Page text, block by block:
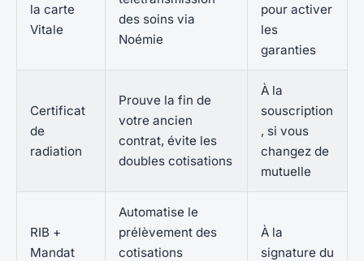
la carte
Vitale
des soins via
Noémie
pour activer
les
garanties
Certificat
de
radiation
Prouve la fin de
votre ancien
contrat, évite les
doubles cotisations
À la
souscription
, si vous
changez de
mutuelle
RIB +
Mandat
Automatise le
prélèvement des
cotisations
À la
signature du